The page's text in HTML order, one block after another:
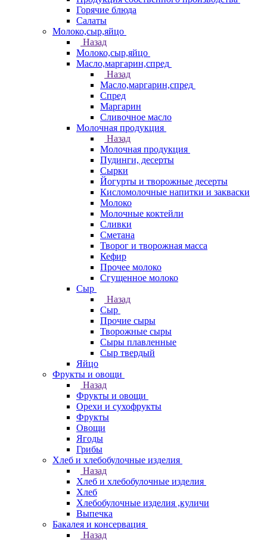
Горячие блюда
Салаты
Молоко,сыр,яйцо
Назад
Молоко,сыр,яйцо
Масло,маргарин,спред
Назад
Масло,маргарин,спред
Спред
Маргарин
Сливочное масло
Молочная продукция
Назад
Молочная продукция
Пудинги, десерты
Сырки
Йогурты и творожные десерты
Кисломолочные напитки и закваски
Молоко
Молочные коктейли
Сливки
Сметана
Творог и творожная масса
Кефир
Прочее молоко
Сгущенное молоко
Сыр
Назад
Сыр
Прочие сыры
Творожные сыры
Сыры плавленные
Сыр твердый
Яйцо
Фрукты и овощи
Назад
Фрукты и овощи
Орехи и сухофрукты
Фрукты
Овощи
Ягоды
Грибы
Хлеб и хлебобулочные изделия
Назад
Хлеб и хлебобулочные изделия
Хлеб
Хлебобулочные изделия ,куличи
Выпечка
Бакалея и консервация
Назад